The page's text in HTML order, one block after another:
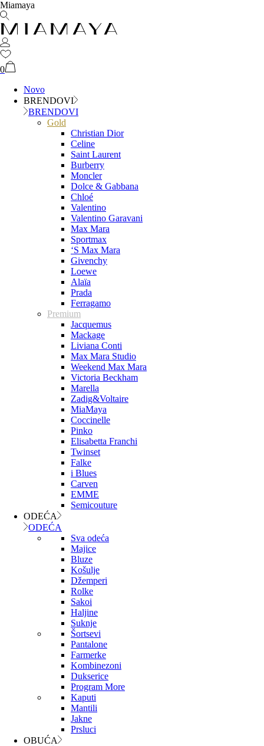
Miamaya
0
Novo
BRENDOVI
BRENDOVI
Gold
Christian Dior
Celine
Saint Laurent
Burberry
Moncler
Dolce & Gabbana
Chloé
Valentino
Valentino Garavani
Max Mara
Sportmax
‘S Max Mara
Givenchy
Loewe
Alaïa
Prada
Ferragamo
Premium
Jacquemus
Mackage
Liviana Conti
Max Mara Studio
Weekend Max Mara
Victoria Beckham
Marella
Zadig&Voltaire
MiaMaya
Coccinelle
Pinko
Elisabetta Franchi
Twinset
Falke
i Blues
Carven
EMME
Semicouture
ODEĆA
ODEĆA
Sva odeća
Majice
Bluze
Košulje
Džemperi
Rolke
Sakoi
Haljine
Suknje
Šortsevi
Pantalone
Farmerke
Kombinezoni
Dukserice
Program More
Kaputi
Mantili
Jakne
Prsluci
OBUĆA